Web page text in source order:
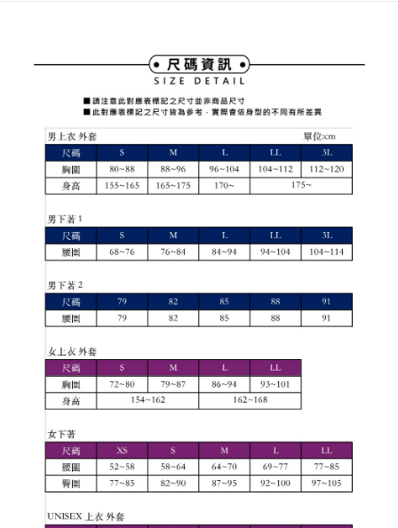
【支払い方法の説明】
1. 分割払いの金額は電信請求書に統合されず、「OP Pay Later」は毎月の
締め日後に支払いリマインダーのSMSを送信します。
2. SMSのリンクを通じて請求書を開いた後、「コンビニバーコード／台湾
大直営店舗／銀行振込／街口支払い／iPASS MONEY」などのチャネルで
支払いを選択できます。
1. 本サービスは「台湾大哥大株式会社」（以下「当社」といいます）によ
って提供され、ユーザーが取引時に本サービスを通じて商品やサービスを
購入できるようにし、店舗が売買／分割払い売買の債権を当社に譲渡した
2. 「OP Pay Later」を利用する契約関係の目的から、店舗はあなたの個人
情報（名前、電話または住所を含む）を台湾大哥大に提供し、収集、処理
および利用するために、当社があなた本人と分割請求書に必要な情報の確
3. 完全なユーザーサービス規約については、以下のリンクを参照してくだ
https://oppay.tw/userRule
5.商品受け取り時のお支払いは不要です。商品を確かめてから、SMSまた
はアプリの通知に従って、4大コンビニ、またはATM/オンラインバンキン
リをダウンロードして AFTEE 会員になるとお支払い期限を最長 45 日以内
まで延長できます。
お支払期限は、ショップが請求した期日と、AFTEEで延長できる日数をも
を延長できますが、商品を期限内に受け取れない場合があります（例：予
約商品や商品到着日が比較的遅い商品）。そのため、商品到着の有無に関
わらず、AFTEEで指定された期限内にお支払いください。
二、支払い限度額
1.初回 AFTEEを ご利用の際に、認証結果及び当社の審査の結果に基づ
き、限度額が設定されます。
2.決済金額は最低NT$20です。
3.現在、台湾の会員のみご利用いただけます。
三、利用規約「AFTEE代金後払い」（以下当サービスという）はネットプ
ロテクションズ（以下 AFTEE という）が提供し、AFTEEが代金を徴収し
ます。当サービスご利用の際に提供しなければならない個人情報（注文者
限らない）は、AFTEEに渡され当サービスで必要な範囲内で利用されま
す。AFTEEの個人情報の収集、処理、利用について、詳細はAFTEE公式ホ
ームページの『個人情報の収集、処理及び利用に関する声明』をご参照く
ださい（https://aftee.tw/privacypolicy/）。
AFTEEの初回ご利用の際に、審査を通過すれば、最高額がNT$10,000にな
付款後全家取貨
萊爾富取貨付款
送料無料
付款後萊爾富取貨
7-11取貨付款
送料無料
付款後7-11取貨
送料無料
送料無料
離島宅配
送料無料